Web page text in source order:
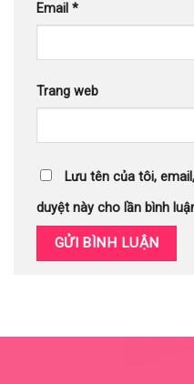
Email *
Trang web
Lưu tên của tôi,
duyệt này cho lần bình